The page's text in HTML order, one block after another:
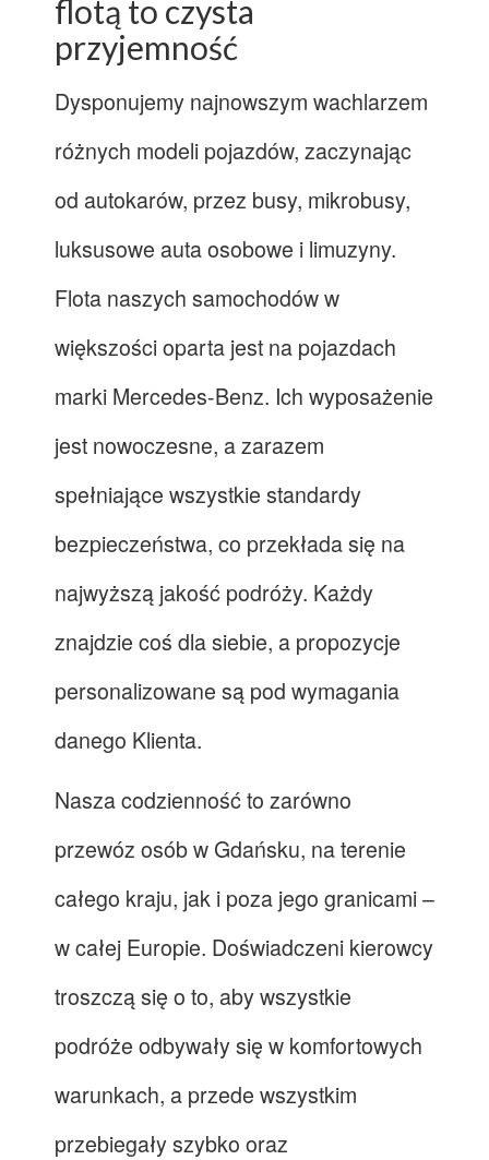
flotą to czysta
przyjemność
Dysponujemy najnowszym wachlarzem
różnych modeli pojazdów, zaczynając
od autokarów, przez busy, mikrobusy,
luksusowe auta osobowe i limuzyny.
Flota naszych samochodów w
większości oparta jest na pojazdach
marki Mercedes-Benz. Ich wyposażenie
jest nowoczesne, a zarazem
spełniające wszystkie standardy
bezpieczeństwa, co przekłada się na
najwyższą jakość podróży. Każdy
znajdzie coś dla siebie, a propozycje
personalizowane są pod wymagania
danego Klienta.
Nasza codzienność to zarówno
przewóz osób w Gdańsku, na terenie
całego kraju, jak i poza jego granicami –
w całej Europie. Doświadczeni kierowcy
troszczą się o to, aby wszystkie
podróże odbywały się w komfortowych
warunkach, a przede wszystkim
przebiegały szybko oraz